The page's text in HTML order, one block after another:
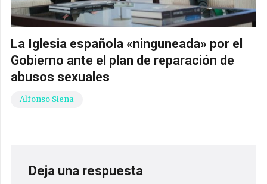
La Iglesia española «ninguneada» por el
Gobierno ante el plan de reparación de
abusos sexuales
Alfonso Siena
Deja una respuesta